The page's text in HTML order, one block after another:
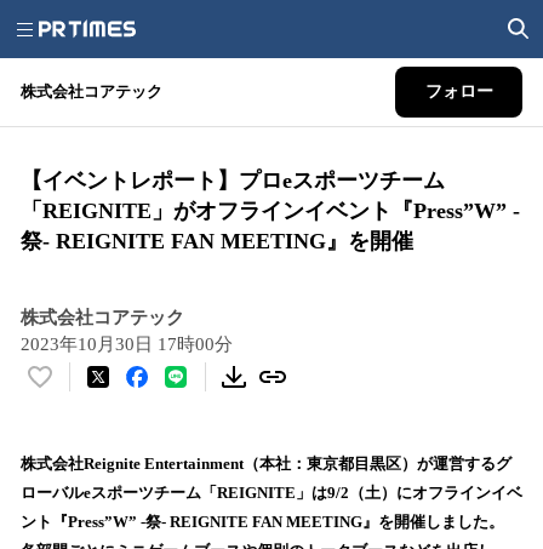
株式会社コアテック フォロー
【イベントレポート】プロeスポーツチーム
「REIGNITE」がオフラインイベント『Press”W” -
祭- REIGNITE FAN MEETING』を開催
株式会社コアテック
2023年10月30日 17時00分
い
！
数
を
読
株式会社Reignite Entertainment（本社：東京都目黒区）が運営するグ
ローバルeスポーツチーム「REIGNITE」は9/2（土）にオフラインイベ
ント『Press”W” -祭- REIGNITE FAN MEETING』を開催しました。